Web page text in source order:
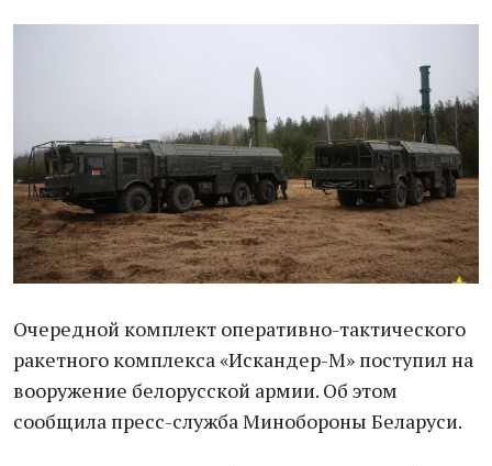
Очередной комплект оперативно-тактического
ракетного комплекса «Искандер-М» поступил на
вооружение белорусской армии. Об этом
сообщила пресс-служба Минобороны Беларуси.